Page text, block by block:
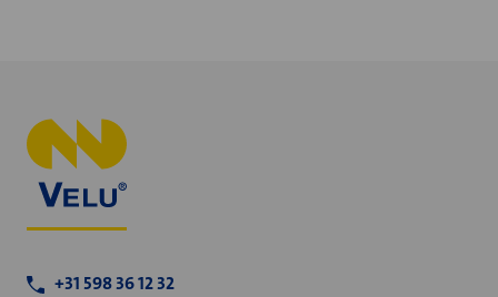
+31 598 36 12 32